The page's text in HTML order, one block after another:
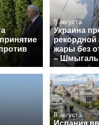
8 августа
Украина
рекордной
жары без
– Шмыгаль
8 августа
Испания